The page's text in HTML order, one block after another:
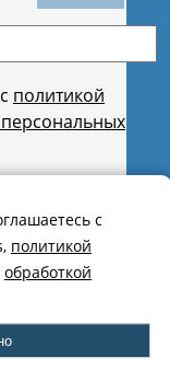
политикой
с
политикой
обработкой